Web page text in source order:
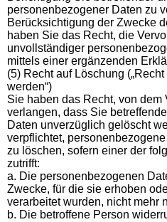
personenbezogener Daten zu
Berücksichtigung der Zwecke
haben Sie das Recht, die
unvollständiger
mittels einer ergänzenden
(5) Recht auf Löschung
werden“)
Sie haben das Recht, von dem
verlangen, dass Sie
Daten unverzüglich gelöscht
verpflichtet,
zu löschen, sofern einer der
zutrifft:
a. Die personenbezogenen
Zwecke, für die sie erhoben
verarbeitet wurden, nicht mehr
b. Die betroffene Person